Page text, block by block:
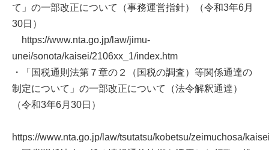
て」の一部改正について（事務運営指針）（令和3年6月
30日）
https://www.nta.go.jp/law/jimu-
unei/sonota/kaisei/2106xx_1/index.htm
・「国税通則法第７章の２（国税の調査）等関係通達の
制定について」の一部改正について（法令解釈通達）
（令和3年6月30日）
https://www.nta.go.jp/law/tsutatsu/kobetsu/zeimuchosa/